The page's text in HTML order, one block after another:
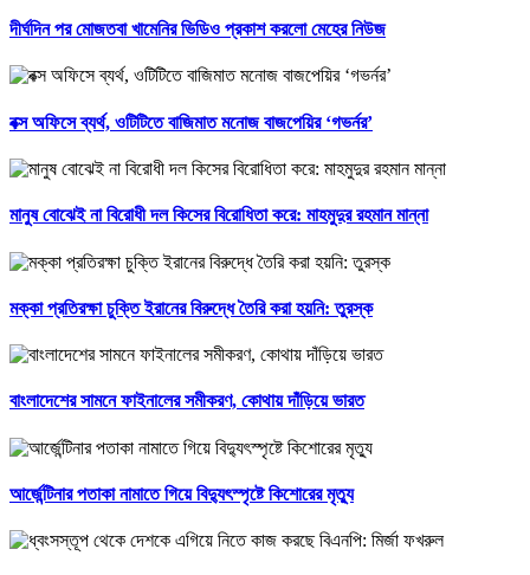
দীর্ঘদিন পর মোজতবা খামেনির ভিডিও প্রকাশ করলো মেহের নিউজ
বক্স অফিসে ব্যর্থ, ওটিটিতে বাজিমাত মনোজ বাজপেয়ির ‘গভর্নর’
মানুষ বোঝেই না বিরোধী দল কিসের বিরোধিতা করে: মাহমুদুর রহমান মান্না
মক্কা প্রতিরক্ষা চুক্তি ইরানের বিরুদ্ধে তৈরি করা হয়নি: তুরস্ক
বাংলাদেশের সামনে ফাইনালের সমীকরণ, কোথায় দাঁড়িয়ে ভারত
আর্জেন্টিনার পতাকা নামাতে গিয়ে বিদ্যুৎস্পৃষ্টে কিশোরের মৃত্যু